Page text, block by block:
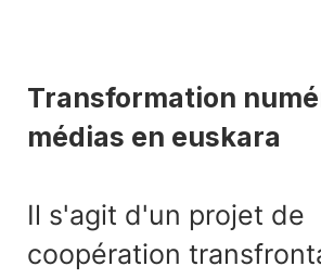
Transformation
médias en euskara
Il s'agit d'un projet de
coopération